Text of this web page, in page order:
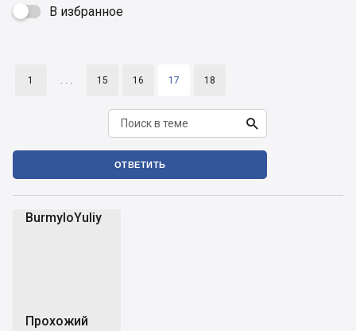
 В избранное
1 . . . 15 16 17 18

ОТВЕТИТЬ
BurmyloYuliy
Прохожий